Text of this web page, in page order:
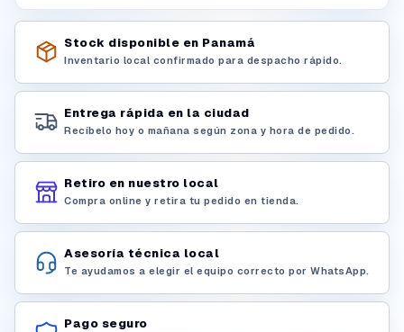
Stock disponible en Panamá
Inventario local confirmado para despacho rápido.
Entrega rápida en la ciudad
Recíbelo hoy o mañana según zona y hora de pedido.
Retiro en nuestro local
Compra online y retira tu pedido en tienda.
Asesoría técnica local
Te ayudamos a elegir el equipo correcto por WhatsApp.
Pago seguro